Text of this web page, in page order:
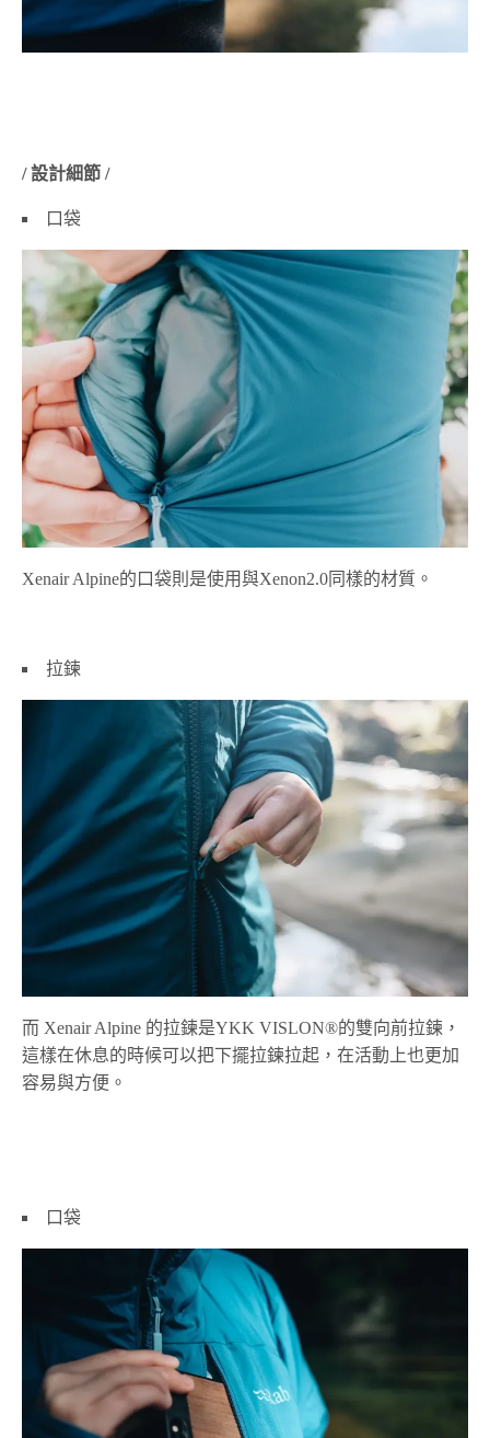
/ 設計細節 /
口袋
Xenair Alpine的口袋則是使用與Xenon2.0同樣的材質。
拉鍊
而 Xenair Alpine 的拉鍊是YKK VISLON®的雙向前拉鍊，
這樣在休息的時候可以把下擺拉鍊拉起，在活動上也更加
容易與方便。
口袋